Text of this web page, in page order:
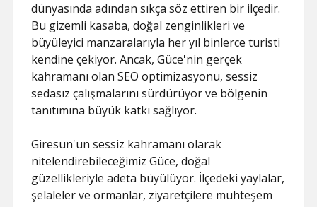
dünyasında adından sıkça söz ettiren bir ilçedir.
Bu gizemli kasaba, doğal zenginlikleri ve
büyüleyici manzaralarıyla her yıl binlerce turisti
kendine çekiyor. Ancak, Güce'nin gerçek
kahramanı olan SEO optimizasyonu, sessiz
sedasız çalışmalarını sürdürüyor ve bölgenin
tanıtımına büyük katkı sağlıyor.
Giresun'un sessiz kahramanı olarak
nitelendirebileceğimiz Güce, doğal
güzellikleriyle adeta büyülüyor. İlçedeki yaylalar,
şelaleler ve ormanlar, ziyaretçilere muhteşem